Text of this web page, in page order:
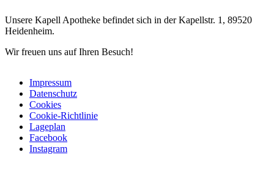
Unsere Kapell Apotheke befindet sich in der Kapellstr. 1, 89520
Heidenheim.
Wir freuen uns auf Ihren Besuch!
Impressum
Datenschutz
Cookies
Cookie-Richtlinie
Lageplan
Facebook
Instagram